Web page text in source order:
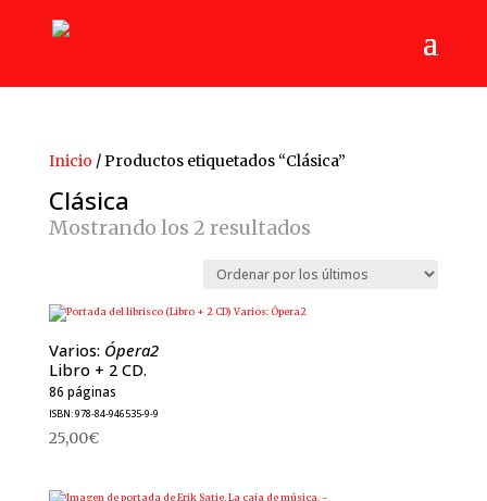
Inicio / Productos etiquetados “Clásica”
Clásica
Mostrando los 2 resultadosOrdenado
los
Varios: Ópera2
Libro + 2 CD.
86 páginas
ISBN: 978-84-946535-9-9
25,00€